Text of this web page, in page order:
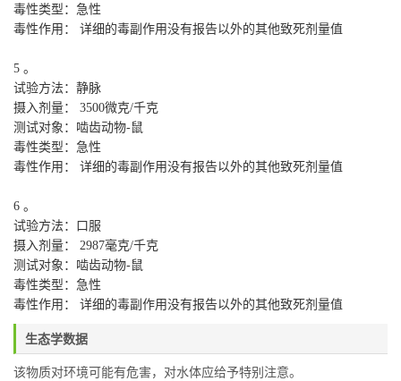
毒性类型：急性
毒性作用： 详细的毒副作用没有报告以外的其他致死剂量值
5 。
试验方法：静脉
摄入剂量： 3500微克/千克
测试对象：啮齿动物-鼠
毒性类型：急性
毒性作用： 详细的毒副作用没有报告以外的其他致死剂量值
6 。
试验方法：口服
摄入剂量： 2987毫克/千克
测试对象：啮齿动物-鼠
毒性类型：急性
毒性作用： 详细的毒副作用没有报告以外的其他致死剂量值
生态学数据
该物质对环境可能有危害，对水体应给予特别注意。